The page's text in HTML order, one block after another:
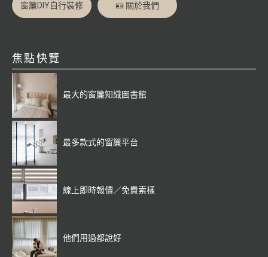
窗簾DIY自行裝修 🪪 關於我們
焦點快覽
最大的窗簾知識圖書館
最多款式的窗簾平台
線上即時報價／免費索樣
他們用過都說好